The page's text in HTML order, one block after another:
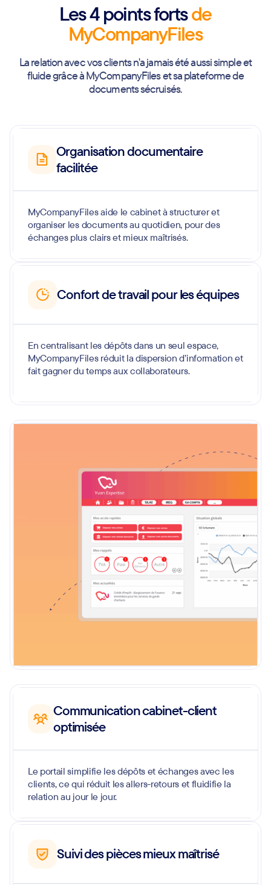
Les 4 points fortsde
MyCompanyFiles
La relation avec vos clients n'a jamais été aussi simple et
fluide grâce à MyCompanyFiles et sa plateforme de
documents sécruisés.
Organisation documentaire
facilitée
MyCompanyFiles aide le cabinet à structurer et
organiser les documents au quotidien, pour des
échanges plus clairs et mieux maîtrisés.
Confort de travail pour les équipes
En centralisant les dépôts dans un seul espace,
MyCompanyFiles réduit la dispersion d’information et
fait gagner du temps aux collaborateurs.
Communication cabinet-client
optimisée
Le portail simplifie les dépôts et échanges avec les
clients, ce qui réduit les allers-retours et fluidifie la
relation au jour le jour.
Suivi des pièces mieux maîtrisé